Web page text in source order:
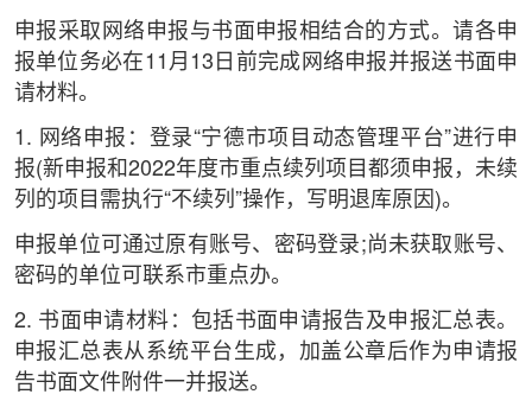
申报采取网络申报与书面申报相结合的方式。请各申
报单位务必在11月13日前完成网络申报并报送书面申
请材料。
1. 网络申报：登录“宁德市项目动态管理平台”进行申
报(新申报和2022年度市重点续列项目都须申报，未续
列的项目需执行“不续列”操作，写明退库原因)。
申报单位可通过原有账号、密码登录;尚未获取账号、
密码的单位可联系市重点办。
2. 书面申请材料：包括书面申请报告及申报汇总表。
申报汇总表从系统平台生成，加盖公章后作为申请报
告书面文件附件一并报送。